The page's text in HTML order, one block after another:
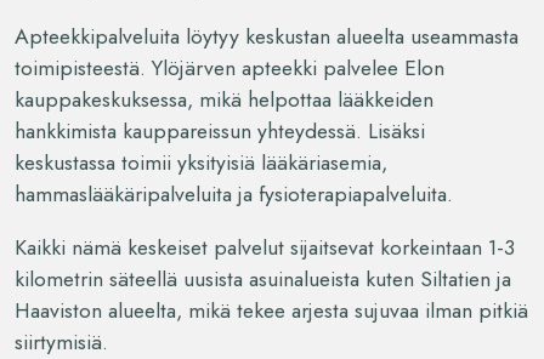
Apteekkipalveluita löytyy keskustan alueelta useammasta
toimipisteestä. Ylöjärven apteekki palvelee Elon
kauppakeskuksessa, mikä helpottaa lääkkeiden
hankkimista kauppareissun yhteydessä. Lisäksi
keskustassa toimii yksityisiä lääkäriasemia,
hammaslääkäripalveluita ja fysioterapiapalveluita.
Kaikki nämä keskeiset palvelut sijaitsevat korkeintaan 1-3
kilometrin säteellä uusista asuinalueista kuten Siltatien ja
Haaviston alueelta, mikä tekee arjesta sujuvaa ilman pitkiä
siirtymisiä.